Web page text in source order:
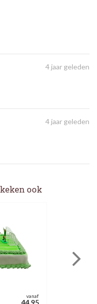
4 jaar geleden
4 jaar geleden
ook
vanaf
44.95